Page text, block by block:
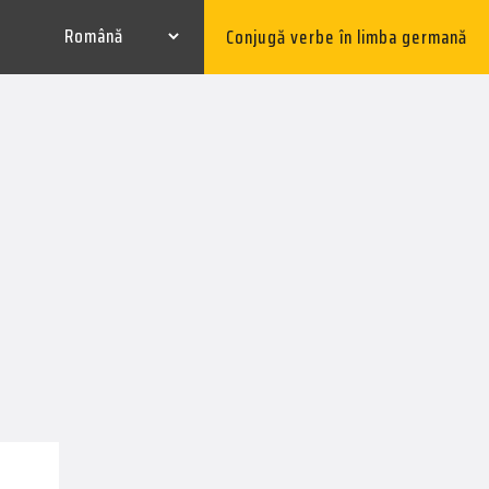
Conjugă verbe în limba germană